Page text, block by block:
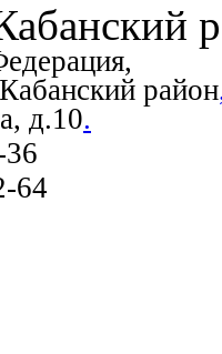
район
д.10.
64